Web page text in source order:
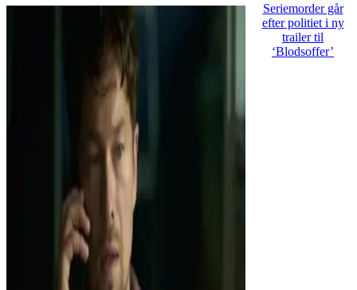
Seriemorder går
efter politiet i ny
trailer til
‘Blodsoffer’